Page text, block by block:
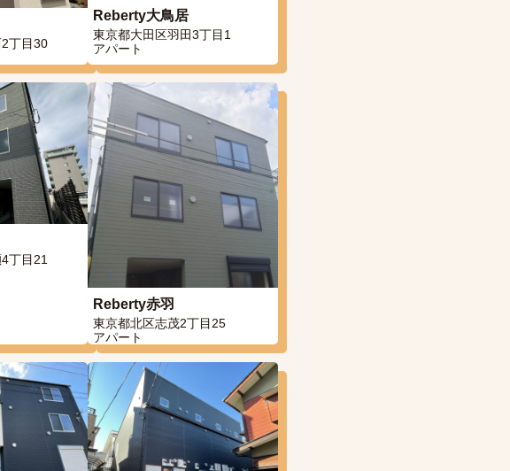
丁目30
Reberty大鳥居
東京都大田区羽田3丁目1
アパート
丁目21
Reberty赤羽
東京都北区志茂2丁目25
アパート